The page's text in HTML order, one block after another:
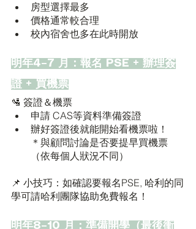
房型選擇最多
價格通常較合理
校內宿舍也多在此時開放
明年4–7 月：報名 PSE + 辦理簽
證 + 買機票
🛂 簽證＆機票
申請 CAS等資料準備簽證
辦好簽證後就能開始看機票啦！
＊與顧問討論是否要提早買機票
（依每個人狀況不同）
📌 小技巧：如確認要報名PSE, 哈利的同
學可請哈利團隊協助免費報名！
明年8–10 月：準備開學（最後衝